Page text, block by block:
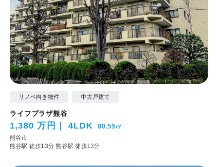
リノベ向き物件 中古戸建て
ライフプラザ熊谷
1,380 万円 4LDK 80.59㎡
熊谷市
熊谷駅 徒歩13分熊谷駅 徒歩13分